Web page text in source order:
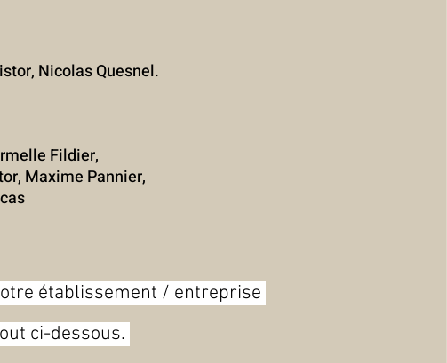
Nicolas Quesnel.
Fildier,
Maxime Pannier,
établissement / entreprise
ci-dessous.